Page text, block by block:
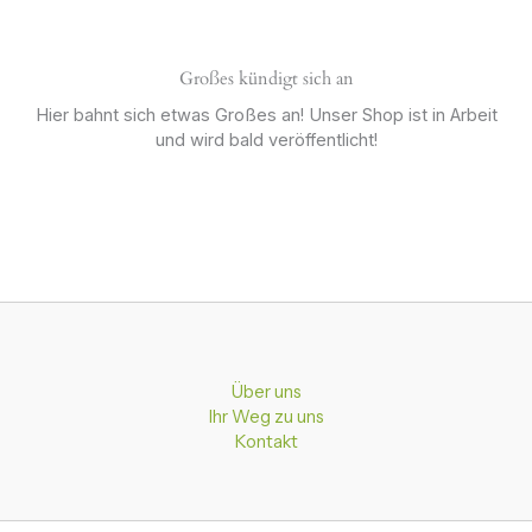
Großes kündigt sich an
Hier bahnt sich etwas Großes an! Unser Shop ist in Arbeit
und wird bald veröffentlicht!
Über uns
Ihr Weg zu uns
Kontakt